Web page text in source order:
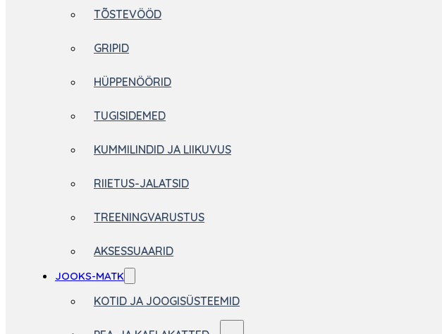
TÕSTEVÖÖD
GRIPID
HÜPPENÖÖRID
TUGISIDEMED
KUMMILINDID JA LIIKUVUS
RIIETUS-JALATSID
TREENINGVARUSTUS
AKSESSUAARID
JOOKS-MATK
KOTID JA JOOGISÜSTEEMID